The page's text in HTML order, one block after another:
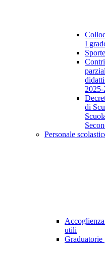
I
di
Personale
utili
Graduatorie